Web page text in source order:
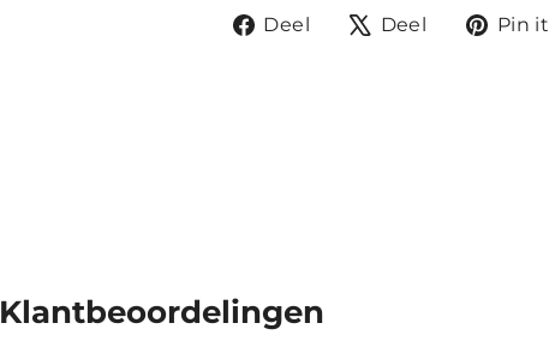
Deel
Deel
Deel
TweetPin it
Klantbeoordelingen